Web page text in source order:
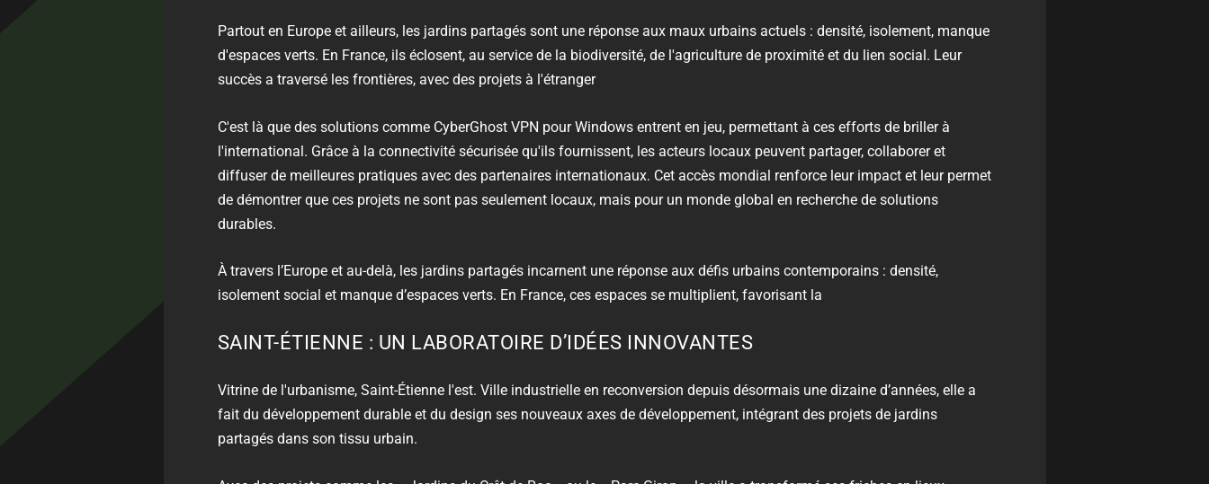
Partout en Europe et ailleurs, les jardins partagés sont une réponse aux maux urbains actuels : densité, isolement, manque
d'espaces verts. En France, ils éclosent, au service de la biodiversité, de l'agriculture de proximité et du lien social. Leur
succès a traversé les frontières, avec des projets à l'étranger
C'est là que des solutions comme CyberGhost VPN pour Windowsentrent en jeu, permettant à ces efforts de briller à
l'international. Grâce à la connectivité sécurisée qu'ils fournissent, les acteurs locaux peuvent partager, collaborer et
diffuser de meilleures pratiques avec des partenaires internationaux. Cet accès mondial renforce leur impact et leur permet
de démontrer que ces projets ne sont pas seulement locaux, mais pour un monde global en recherche de solutions
durables.
À travers l’Europe et au-delà, les jardins partagés incarnent une réponse aux défis urbains contemporains : densité,
isolement social et manque d’espaces verts. En France, ces espaces se multiplient, favorisant la
SAINT-ÉTIENNE : UN LABORATOIRE D’IDÉES INNOVANTES
Vitrine de l'urbanisme, Saint-Étienne l'est. Ville industrielle en reconversion depuis désormais une dizaine d’années, elle a
fait du développement durable et du design ses nouveaux axes de développement, intégrant des projets de jardins
partagés dans son tissu urbain.